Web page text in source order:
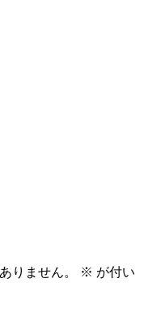
りません。 ※ が付い